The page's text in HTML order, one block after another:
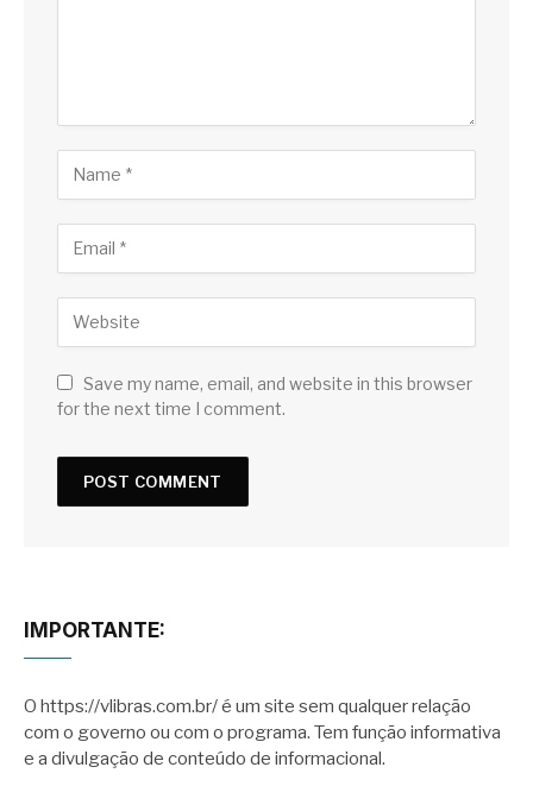
Save my name, email, and website in this browser
for the next time I comment.
IMPORTANTE:
O https://vlibras.com.br/ é um site sem qualquer relação
com o governo ou com o programa. Tem função informativa
e a divulgação de conteúdo de informacional.